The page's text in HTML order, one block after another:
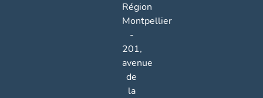
Région
Montpellier
-
201,
avenue
de
la